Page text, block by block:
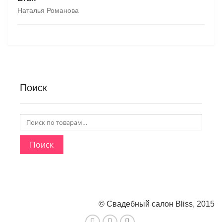
Наталья Романова
Поиск
Поиск
© Свадебный салон Bliss, 2015